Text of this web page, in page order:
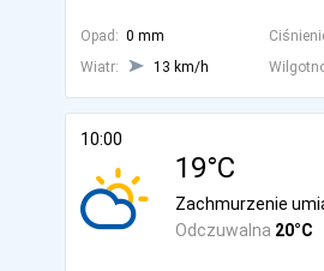
Opad: 0 mm
Wiatr:
13 km/h
10:00
19°C
Odczuwalna 20°C
Zachmurzenie